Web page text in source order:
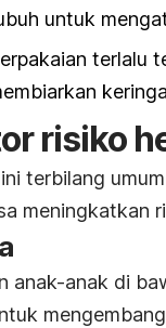
untuk
terlalu
risiko
terbilang
meningkatkan
anak-anak di